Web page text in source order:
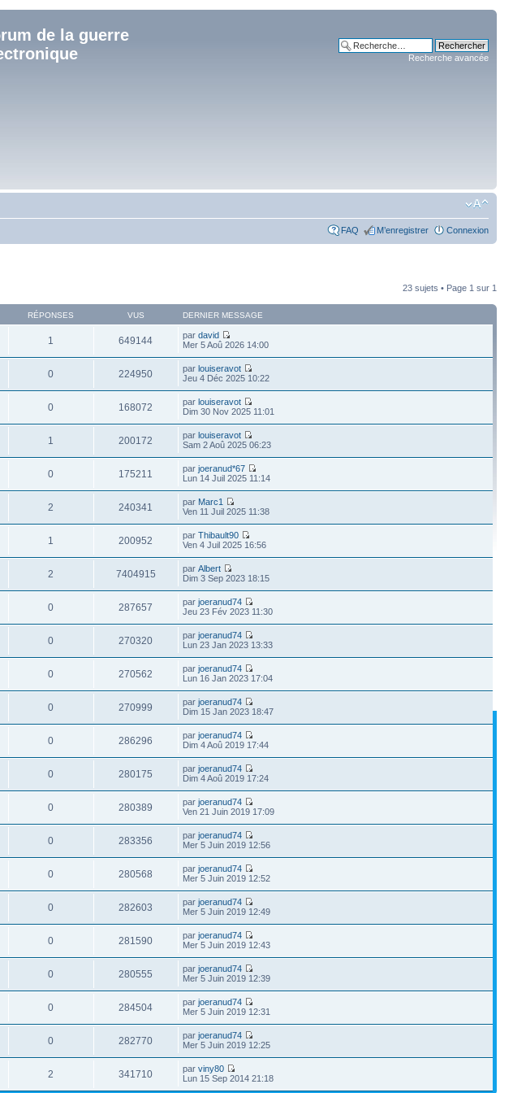
de la guerre
Recherche avancée
FAQ M’enregistrer Connexion
23 sujets • Page 1 sur 1
RÉPONSES VUS DERNIER MESSAGE
1 649144 pardavid
Mer 5 Aoû 2026 14:00
0 224950 parlouiseravot
Jeu 4 Déc 2025 10:22
0 168072 parlouiseravot
Dim 30 Nov 2025 11:01
1 200172 parlouiseravot
Sam 2 Aoû 2025 06:23
0 175211 parjoeranud*67
Lun 14 Juil 2025 11:14
2 240341 par Marc1
Ven 11 Juil 2025 11:38
1 200952 parThibault90
Ven 4 Juil 2025 16:56
2 7404915 parAlbert
Dim 3 Sep 2023 18:15
0 287657 parjoeranud74
Jeu 23 Fév 2023 11:30
0 270320 parjoeranud74
Lun 23 Jan 2023 13:33
0 270562 parjoeranud74
Lun 16 Jan 2023 17:04
0 270999 parjoeranud74
Dim 15 Jan 2023 18:47
0 286296 parjoeranud74
Dim 4 Aoû 2019 17:44
0 280175 parjoeranud74
Dim 4 Aoû 2019 17:24
0 280389 parjoeranud74
Ven 21 Juin 2019 17:09
0 283356 parjoeranud74
Mer 5 Juin 2019 12:56
0 280568 parjoeranud74
Mer 5 Juin 2019 12:52
0 282603 parjoeranud74
Mer 5 Juin 2019 12:49
0 281590 parjoeranud74
Mer 5 Juin 2019 12:43
0 280555 parjoeranud74
Mer 5 Juin 2019 12:39
0 284504 parjoeranud74
Mer 5 Juin 2019 12:31
0 282770 parjoeranud74
Mer 5 Juin 2019 12:25
2 341710 parviny80
Lun 15 Sep 2014 21:18